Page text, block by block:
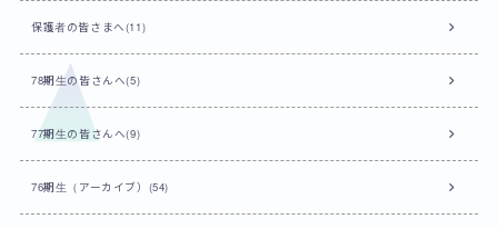
保護者の皆さまへ(11)
78期生の皆さんへ(5)
77期生の皆さんへ(9)
76期生（アーカイブ）(54)